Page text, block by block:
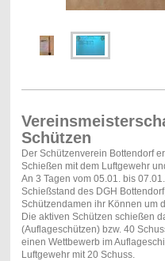
Schützen
Der Schützenverein Bottendorf
Schießen mit dem Luftgewehr
An 3 Tagen vom 05.01. bis
Schießstand des DGH
Schützendamen ihr Können um
Die aktiven Schützen schießen
(Auflageschützen) bzw. 40
einen Wettbewerb im
Luftgewehr mit 20 Schuss.